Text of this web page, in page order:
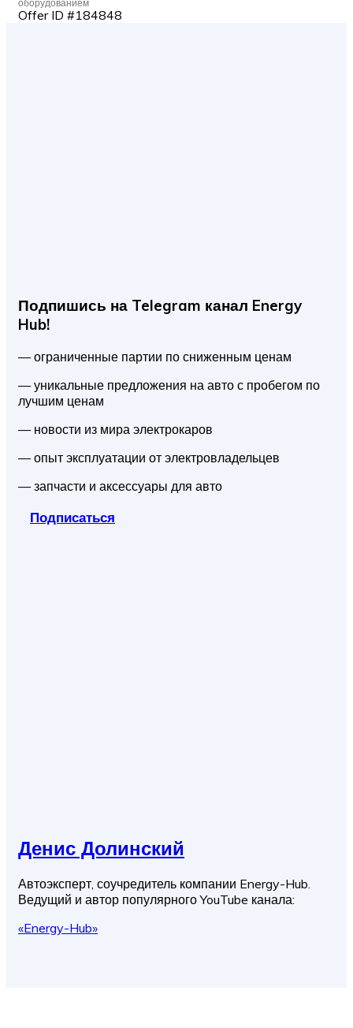
оборудованием
Offer ID #184848
Подпишись на Telegram канал Energy
Hub!
— ограниченные партии по сниженным ценам
— уникальные предложения на авто с пробегом по
лучшим ценам
— новости из мира электрокаров
— опыт эксплуатации от электровладельцев
— запчасти и аксессуары для авто
Подписаться
Денис Долинский
Автоэксперт, соучредитель компании Energy-Hub.
Ведущий и автор популярного YouTube канала:
«Energy-Hub»